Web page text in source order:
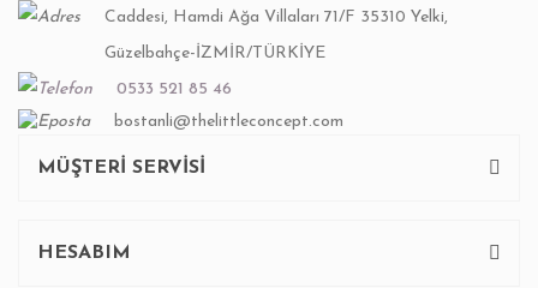
Caddesi, Hamdi Ağa Villaları 71/F 35310 Yelki,
Güzelbahçe-İZMİR/TÜRKİYE
0533 521 85 46
bostanli@thelittleconcept.com
MÜŞTERİ SERVİSİ
HESABIM